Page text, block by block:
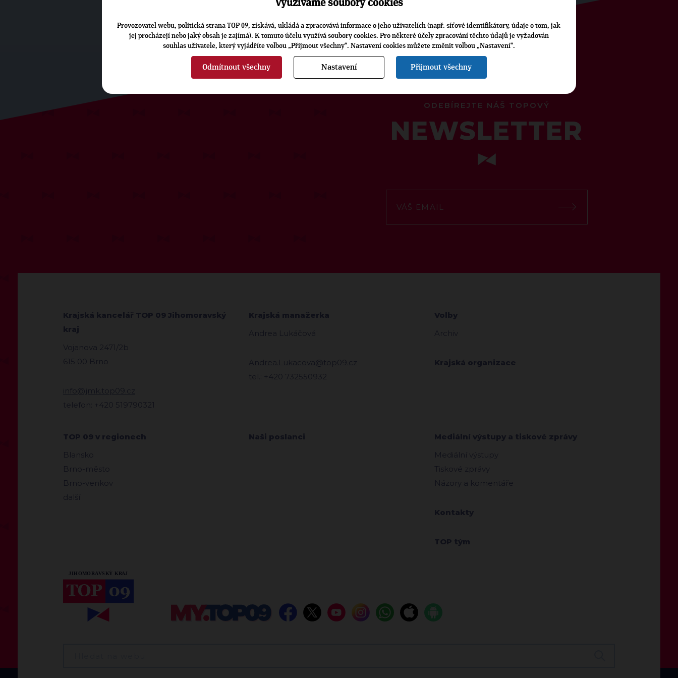
ODEBÍREJTE NÁŠ TOPOVÝ
NEWSLETTER
Krajská kancelář TOP 09 Jihomoravský
kraj
Vojanova 2471/2b
615 00 Brno
info@jmk.top09.cz
telefon: +420 519790321
Krajská manažerka
Andrea Lukáčová
Andrea.Lukacova@top09.cz
tel.: +420 732550932
Volby
Archiv
Krajská organizace
TOP 09 v regionech
Blansko
Brno-město
Brno-venkov
další
Naši poslanci
Mediální výstupy a tiskové zprávy
Mediální výstupy
Tiskové zprávy
Názory a komentáře
Kontakty
TOP tým
Využíváme soubory cookies
Provozovatel webu, politická strana TOP 09, získává, ukládá a zpracovává informace o jeho uživatelích (např. síťové identifikátory, údaje o tom, jak
jej procházejí nebo jaký obsah je zajímá). K tomuto účelu využívá soubory cookies. Pro některé účely zpracování těchto údajů je vyžadován
souhlas uživatele, který vyjádříte volbou „Přijmout všechny“. Nastavení cookies můžete změnit volbou „Nastavení“.
Odmítnout všechny Nastavení Přijmout všechny